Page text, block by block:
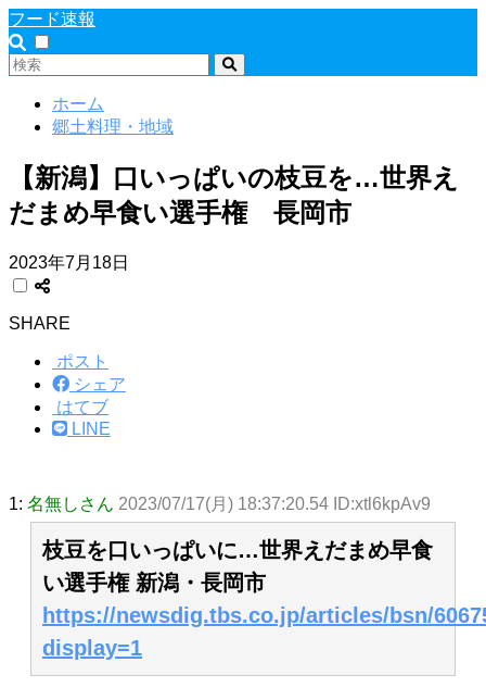
フード速報
ホーム
郷土料理・地域
【新潟】口いっぱいの枝豆を…世界え
だまめ早食い選手権 長岡市
2023年7月18日
SHARE
ポスト
シェア
はてブ
LINE
1: 名無しさん 2023/07/17(月) 18:37:20.54 ID:xtl6kpAv9
枝豆を口いっぱいに…世界えだまめ早食
い選手権 新潟・長岡市
https://newsdig.tbs.co.jp/articles/bsn/
display=1